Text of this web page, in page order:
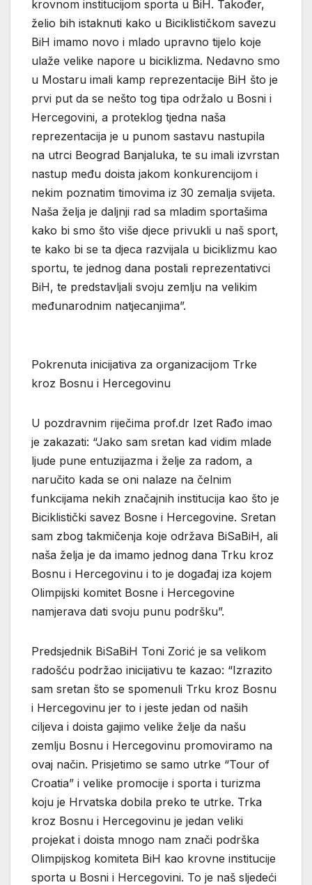
krovnom institucijom sporta u BiH. Također,
želio bih istaknuti kako u Biciklističkom savezu
BiH imamo novo i mlado upravno tijelo koje
ulaže velike napore u biciklizma. Nedavno smo
u Mostaru imali kamp reprezentacije BiH što je
prvi put da se nešto tog tipa održalo u Bosni i
Hercegovini, a proteklog tjedna naša
reprezentacija je u punom sastavu nastupila
na utrci Beograd Banjaluka, te su imali izvrstan
nastup među doista jakom konkurencijom i
nekim poznatim timovima iz 30 zemalja svijeta.
Naša želja je daljnji rad sa mladim sportašima
kako bi smo što više djece privukli u naš sport,
te kako bi se ta djeca razvijala u biciklizmu kao
sportu, te jednog dana postali reprezentativci
BiH, te predstavljali svoju zemlju na velikim
međunarodnim natjecanjima”.
Pokrenuta inicijativa za organizacijom Trke
kroz Bosnu i Hercegovinu
U pozdravnim riječima prof.dr Izet Rađo imao
je zakazati: “Jako sam sretan kad vidim mlade
ljude pune entuzijazma i želje za radom, a
naručito kada se oni nalaze na čelnim
funkcijama nekih značajnih institucija kao što je
Biciklistički savez Bosne i Hercegovine. Sretan
sam zbog takmičenja koje održava BiSaBiH, ali
naša želja je da imamo jednog dana Trku kroz
Bosnu i Hercegovinu i to je događaj iza kojem
Olimpijski komitet Bosne i Hercegovine
namjerava dati svoju punu podršku”.
Predsjednik BiSaBiH Toni Zorić je sa velikom
radošću podržao inicijativu te kazao: “Izrazito
sam sretan što se spomenuli Trku kroz Bosnu
i Hercegovinu jer to i jeste jedan od naših
ciljeva i doista gajimo velike želje da našu
zemlju Bosnu i Hercegovinu promoviramo na
ovaj način. Prisjetimo se samo utrke “Tour of
Croatia” i velike promocije i sporta i turizma
koju je Hrvatska dobila preko te utrke. Trka
kroz Bosnu i Hercegovinu je jedan veliki
projekat i doista mnogo nam znači podrška
Olimpijskog komiteta BiH kao krovne institucije
sporta u Bosni i Hercegovini. To je naš sljedeći